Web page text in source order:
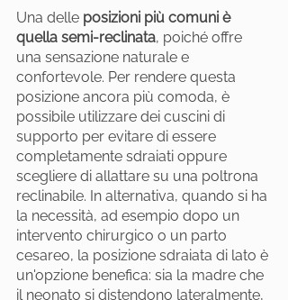
Una delle posizioni più comuni è
quella semi-reclinata, poiché offre
una sensazione naturale e
confortevole. Per rendere questa
posizione ancora più comoda, è
possibile utilizzare dei cuscini di
supporto per evitare di essere
completamente sdraiati oppure
scegliere di allattare su una poltrona
reclinabile. In alternativa, quando si ha
la necessità, ad esempio dopo un
intervento chirurgico o un parto
cesareo, la posizione sdraiata di lato è
un'opzione benefica: sia la madre che
il neonato si distendono lateralmente,